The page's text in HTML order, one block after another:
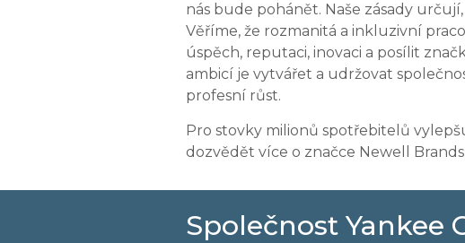
nás bude pohánět. Naše zásady
Věříme, že rozmanitá a inkluzivní
úspěch, reputaci, inovaci a posílit
ambicí je vytvářet a udržovat
profesní růst.
Pro stovky milionů spotřebitelů
dozvědět více o značce Newell
Společnost Yankee